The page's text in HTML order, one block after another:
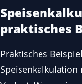
praktisches
Praktisches
Speisenkalkulation